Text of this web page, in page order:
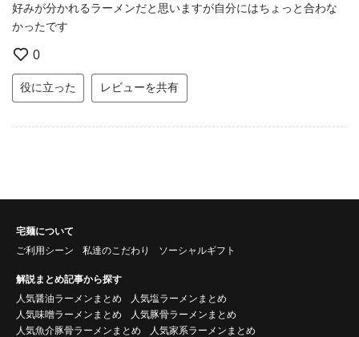
好みが分かれるラーメンだと思いますが自分にはちょっと合わな
かったです
0
役に立った レビューを共有
宅麺について
ご利用シーン
私達のこだわり ソーシャルギフト
解説まとめ記事から探す
人気醤油ラーメンまとめ
人気塩ラーメンまとめ
人気味噌ラーメンまとめ
人気豚骨ラーメンまとめ
人気魚介豚骨ラーメンまとめ
人気家系ラーメンまとめ